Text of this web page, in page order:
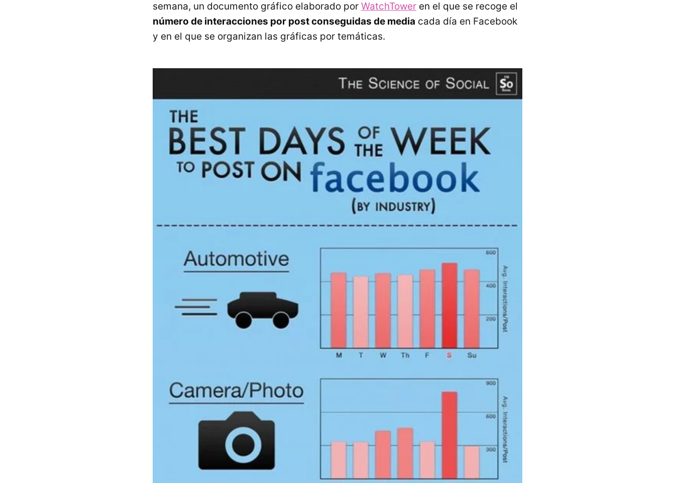
semana, un documento gráfico elaborado por WatchTower en el que se recoge el
número de interacciones por post conseguidas de media cada día en Facebook
y en el que se organizan las gráficas por temáticas.